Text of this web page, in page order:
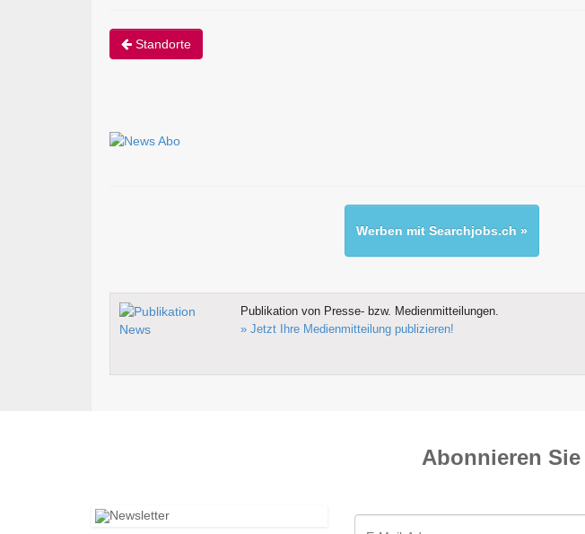
Standorte
Werben mit Searchjobs.ch »
Publikation von Presse- bzw. Medienmitteilungen.
» Jetzt Ihre Medienmitteilung publizieren!
Abonnieren